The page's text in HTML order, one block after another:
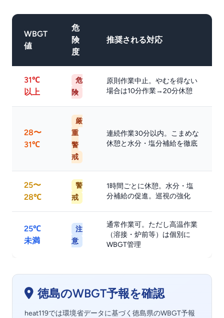
WBGT
値
危
険
度
推奨される対応
31℃
以上
危
険
原則作業中止。やむを得ない
場合は10分作業→20分休憩
28〜
31℃
厳
重
警
戒
連続作業30分以内。こまめな
休憩と水分・塩分補給を徹底
25〜
28℃
警
戒
1時間ごとに休憩。水分・塩
分補給の促進。巡視の強化
25℃
未満
注
意
通常作業可。ただし高温作業
（溶接・炉前等）は個別に
WBGT管理
徳島のWBGT予報を確認
heat119では環境省データに基づく徳島県のWBGT予報